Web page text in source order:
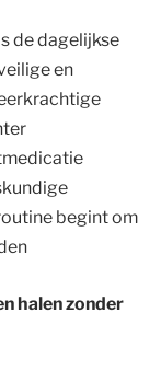
de dagelijkse
en
begint om
halen zonder